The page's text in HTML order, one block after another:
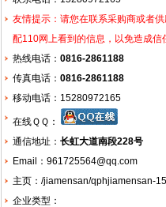
友情提示：请您在联系采购商或者
配110网上看到的信息，以免造成信
热线电话： 0816-2861188
传真电话： 0816-2861188
移动电话：15280972165
在线ＱＱ：
通信地址： 长虹大道南段228号
Email：961725564@qq.com
主页： /jiamensan/qphjiamensan-
企业类型：